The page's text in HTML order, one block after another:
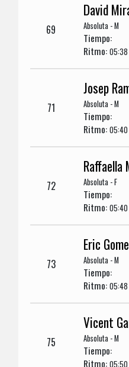
69
David
Absoluta - M
Tiempo:
Ritmo:05:38
71
Josep
Absoluta - M
Tiempo:
Ritmo:05:40
72
Raffaella
Absoluta - F
Tiempo:
Ritmo:05:40
73
Eric
Absoluta - M
Tiempo:
Ritmo:05:48
75
Vicent
Absoluta - M
Tiempo:
Ritmo:05:50